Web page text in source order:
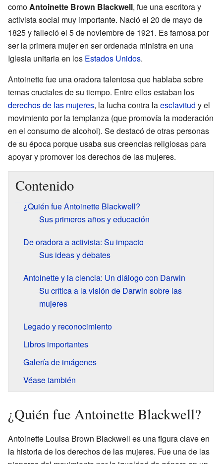
comoAntoinette Brown Blackwell, fue una escritora y
activista social muy importante. Nació el 20 de mayo de
1825 y falleció el 5 de noviembre de 1921. Es famosa por
ser la primera mujer en ser ordenada ministra en una
Iglesia unitaria en los Estados Unidos.
Antoinette fue una oradora talentosa que hablaba sobre
temas cruciales de su tiempo. Entre ellos estaban los
derechos de las mujeres, la lucha contra laesclavitud y el
movimiento por la templanza (que promovía la moderación
en el consumo de alcohol). Se destacó de otras personas
de su época porque usaba sus creencias religiosas para
apoyar y promover los derechos de las mujeres.
Contenido
¿Quién fue Antoinette Blackwell?
Sus primeros años y educación
De oradora a activista: Su impacto
Sus ideas y debates
Antoinette y la ciencia: Un diálogo con Darwin
Su crítica a la visión de Darwin sobre las
mujeres
Legado y reconocimiento
Libros importantes
Galería de imágenes
Véase también
¿Quién fue Antoinette Blackwell?
Antoinette Louisa Brown Blackwell es una figura clave en
la historia de los derechos de las mujeres. Fue una de las